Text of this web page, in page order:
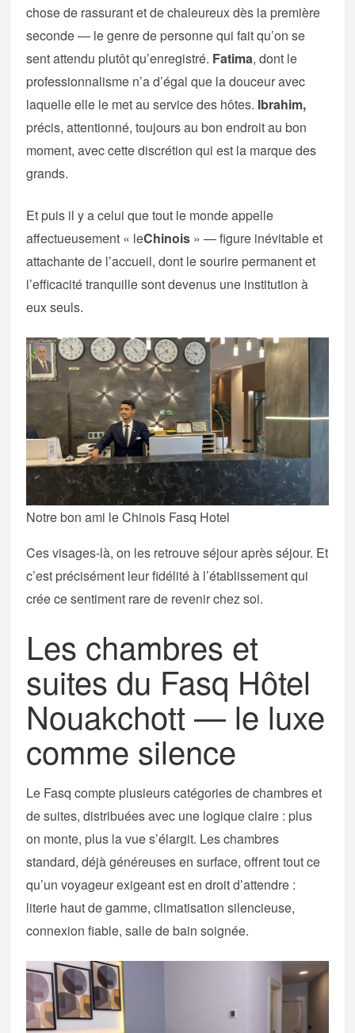
chose de rassurant et de chaleureux dès la première
seconde — le genre de personne qui fait qu’on se
sent attendu plutôt qu’enregistré. Fatima, dont le
professionnalisme n’a d’égal que la douceur avec
laquelle elle le met au service des hôtes. Ibrahim,
précis, attentionné, toujours au bon endroit au bon
moment, avec cette discrétion qui est la marque des
grands.
Et puis il y a celui que tout le monde appelle
affectueusement « leChinois » — figure inévitable et
attachante de l’accueil, dont le sourire permanent et
l’efficacité tranquille sont devenus une institution à
eux seuls.
Notre bon ami le Chinois Fasq Hotel
Ces visages-là, on les retrouve séjour après séjour. Et
c’est précisément leur fidélité à l’établissement qui
crée ce sentiment rare de revenir chez soi.
Les chambres et
suites du Fasq Hôtel
Nouakchott — le luxe
comme silence
Le Fasq compte plusieurs catégories de chambres et
de suites, distribuées avec une logique claire : plus
on monte, plus la vue s’élargit. Les chambres
standard, déjà généreuses en surface, offrent tout ce
qu’un voyageur exigeant est en droit d’attendre :
literie haut de gamme, climatisation silencieuse,
connexion fiable, salle de bain soignée.